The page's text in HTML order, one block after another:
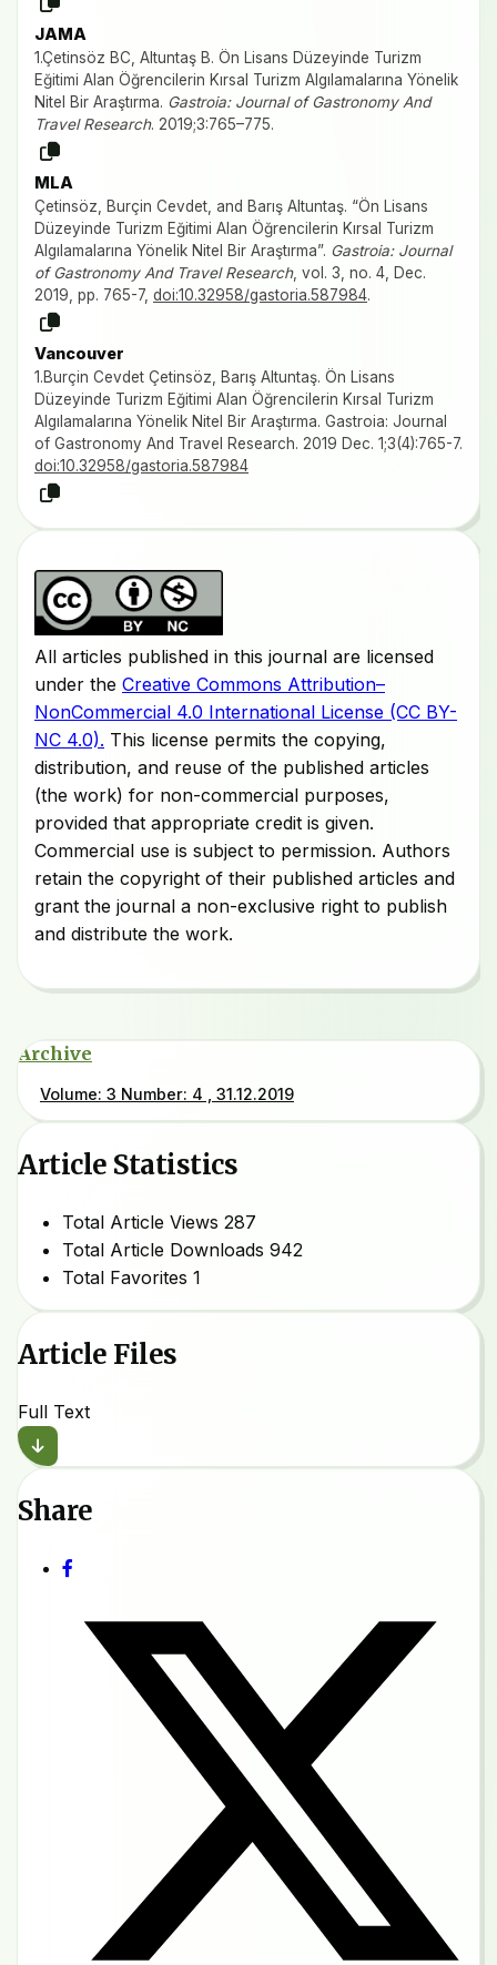
JAMA
1.Çetinsöz BC, Altuntaş B. Ön Lisans Düzeyinde Turizm
Eğitimi Alan Öğrencilerin Kırsal Turizm Algılamalarına Yönelik
Nitel Bir Araştırma. Gastroia: Journal of Gastronomy And
Travel Research. 2019;3:765–775.
MLA
Çetinsöz, Burçin Cevdet, and Barış Altuntaş. “Ön Lisans
Düzeyinde Turizm Eğitimi Alan Öğrencilerin Kırsal Turizm
Algılamalarına Yönelik Nitel Bir Araştırma”. Gastroia: Journal
of Gastronomy And Travel Research, vol. 3, no. 4, Dec.
2019, pp. 765-7, doi:10.32958/gastoria.587984.
Vancouver
1.Burçin Cevdet Çetinsöz, Barış Altuntaş. Ön Lisans
Düzeyinde Turizm Eğitimi Alan Öğrencilerin Kırsal Turizm
Algılamalarına Yönelik Nitel Bir Araştırma. Gastroia: Journal
of Gastronomy And Travel Research. 2019 Dec. 1;3(4):765-7.
doi:10.32958/gastoria.587984
All articles published in this journal are licensed
under the Creative Commons Attribution–
NonCommercial 4.0 International License (CC BY-
NC 4.0). This license permits the copying,
distribution, and reuse of the published articles
(the work) for non-commercial purposes,
provided that appropriate credit is given.
Commercial use is subject to permission. Authors
retain the copyright of their published articles and
grant the journal a non-exclusive right to publish
and distribute the work.
Archive
Volume: 3 Number: 4 , 31.12.2019
Article Statistics
Total Article Views 287
Total Article Downloads 942
Total Favorites 1
Article Files
Full Text
Share